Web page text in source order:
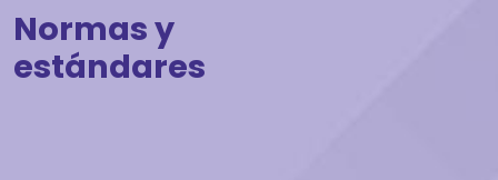
Normas y
estándares